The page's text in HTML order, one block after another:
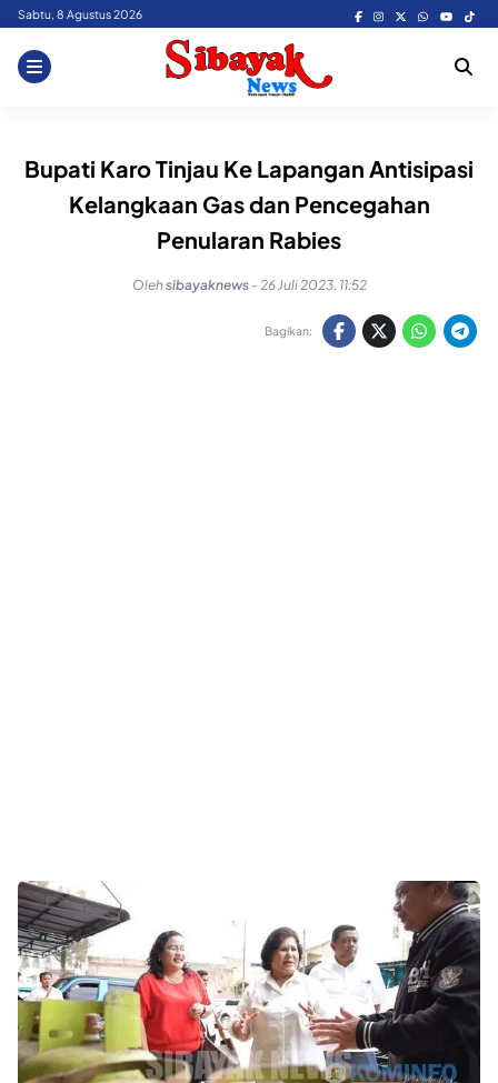
Skip
content
Sabtu, 8 Agustus 2026
Bupati Karo Tinjau Ke Lapangan Antisipasi
Kelangkaan Gas dan Pencegahan
Penularan Rabies
Olehsibayaknews - 26 Juli 2023, 11:52
Bagikan: